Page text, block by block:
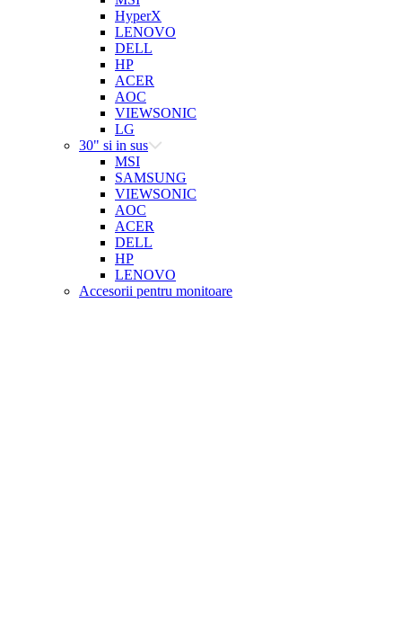
HyperX
LENOVO
DELL
HP
ACER
AOC
VIEWSONIC
LG
30" si in sus
MSI
SAMSUNG
VIEWSONIC
AOC
ACER
DELL
HP
LENOVO
Accesorii pentru monitoare